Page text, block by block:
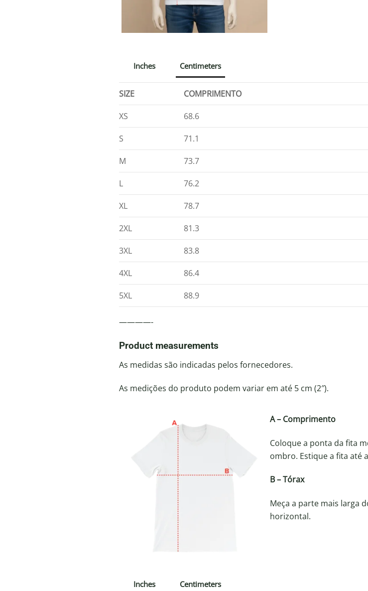
Inches Centimeters
SIZE COMPRIMENTO
XS 68.6
S 71.1
M 73.7
L 76.2
XL 78.7
2XL 81.3
3XL 83.8
4XL 86.4
5XL 88.9
————-
Product measurements
As medidas são indicadas pelos fornecedores.
As medições do produto podem variar em até 5 cm (2″).
A – Comprimento
Coloque a ponta da fita
ombro. Estique a fita até
B – Tórax
Meça a parte mais larga
horizontal.
Inches Centimeters